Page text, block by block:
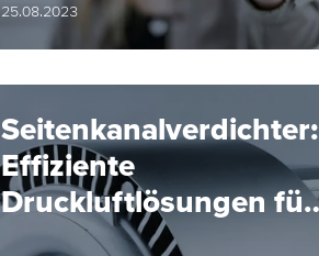
25.08.2023
Seitenkanalverdichter:
Effiziente
Druckluftlösungen für
die Industrie